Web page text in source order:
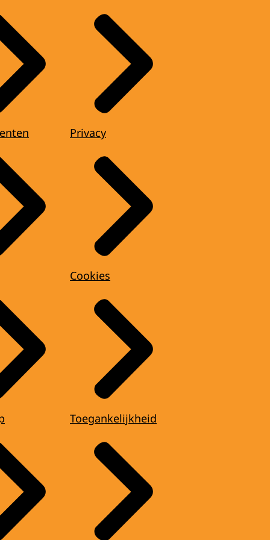
Privacy
Cookies
Toegankelijkheid